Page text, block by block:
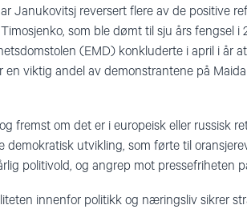
Janukovitsj reversert flere av de positive
som ble dømt til sju års fengsel i
(EMD) konkluderte i april i år
en viktig andel av demonstrantene på
fremst om det er i europeisk eller russisk
demokratisk utvikling, som førte til
politivold, og angrep mot pressefriheten
innenfor politikk og næringsliv sikrer